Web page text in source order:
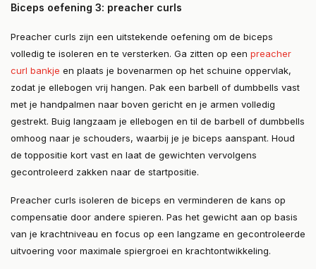
Biceps oefening 3: preacher curls
Preacher curls zijn een uitstekende oefening om de biceps
volledig te isoleren en te versterken. Ga zitten op een preacher
curl bankje en plaats je bovenarmen op het schuine oppervlak,
zodat je ellebogen vrij hangen. Pak een barbell of dumbbells vast
met je handpalmen naar boven gericht en je armen volledig
gestrekt. Buig langzaam je ellebogen en til de barbell of dumbbells
omhoog naar je schouders, waarbij je je biceps aanspant. Houd
de toppositie kort vast en laat de gewichten vervolgens
gecontroleerd zakken naar de startpositie.
Preacher curls isoleren de biceps en verminderen de kans op
compensatie door andere spieren. Pas het gewicht aan op basis
van je krachtniveau en focus op een langzame en gecontroleerde
uitvoering voor maximale spiergroei en krachtontwikkeling.